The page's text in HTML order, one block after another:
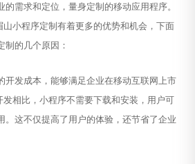
的需求和定位，量身定制的移动应用程序。
山小程序定制有着更多的优势和机会，下面
制的几个原因：
开发成本，能够满足企业在移动互联网上市
发相比，小程序不需要下载和安装，用户可
。这不仅提高了用户的体验，还节省了企业